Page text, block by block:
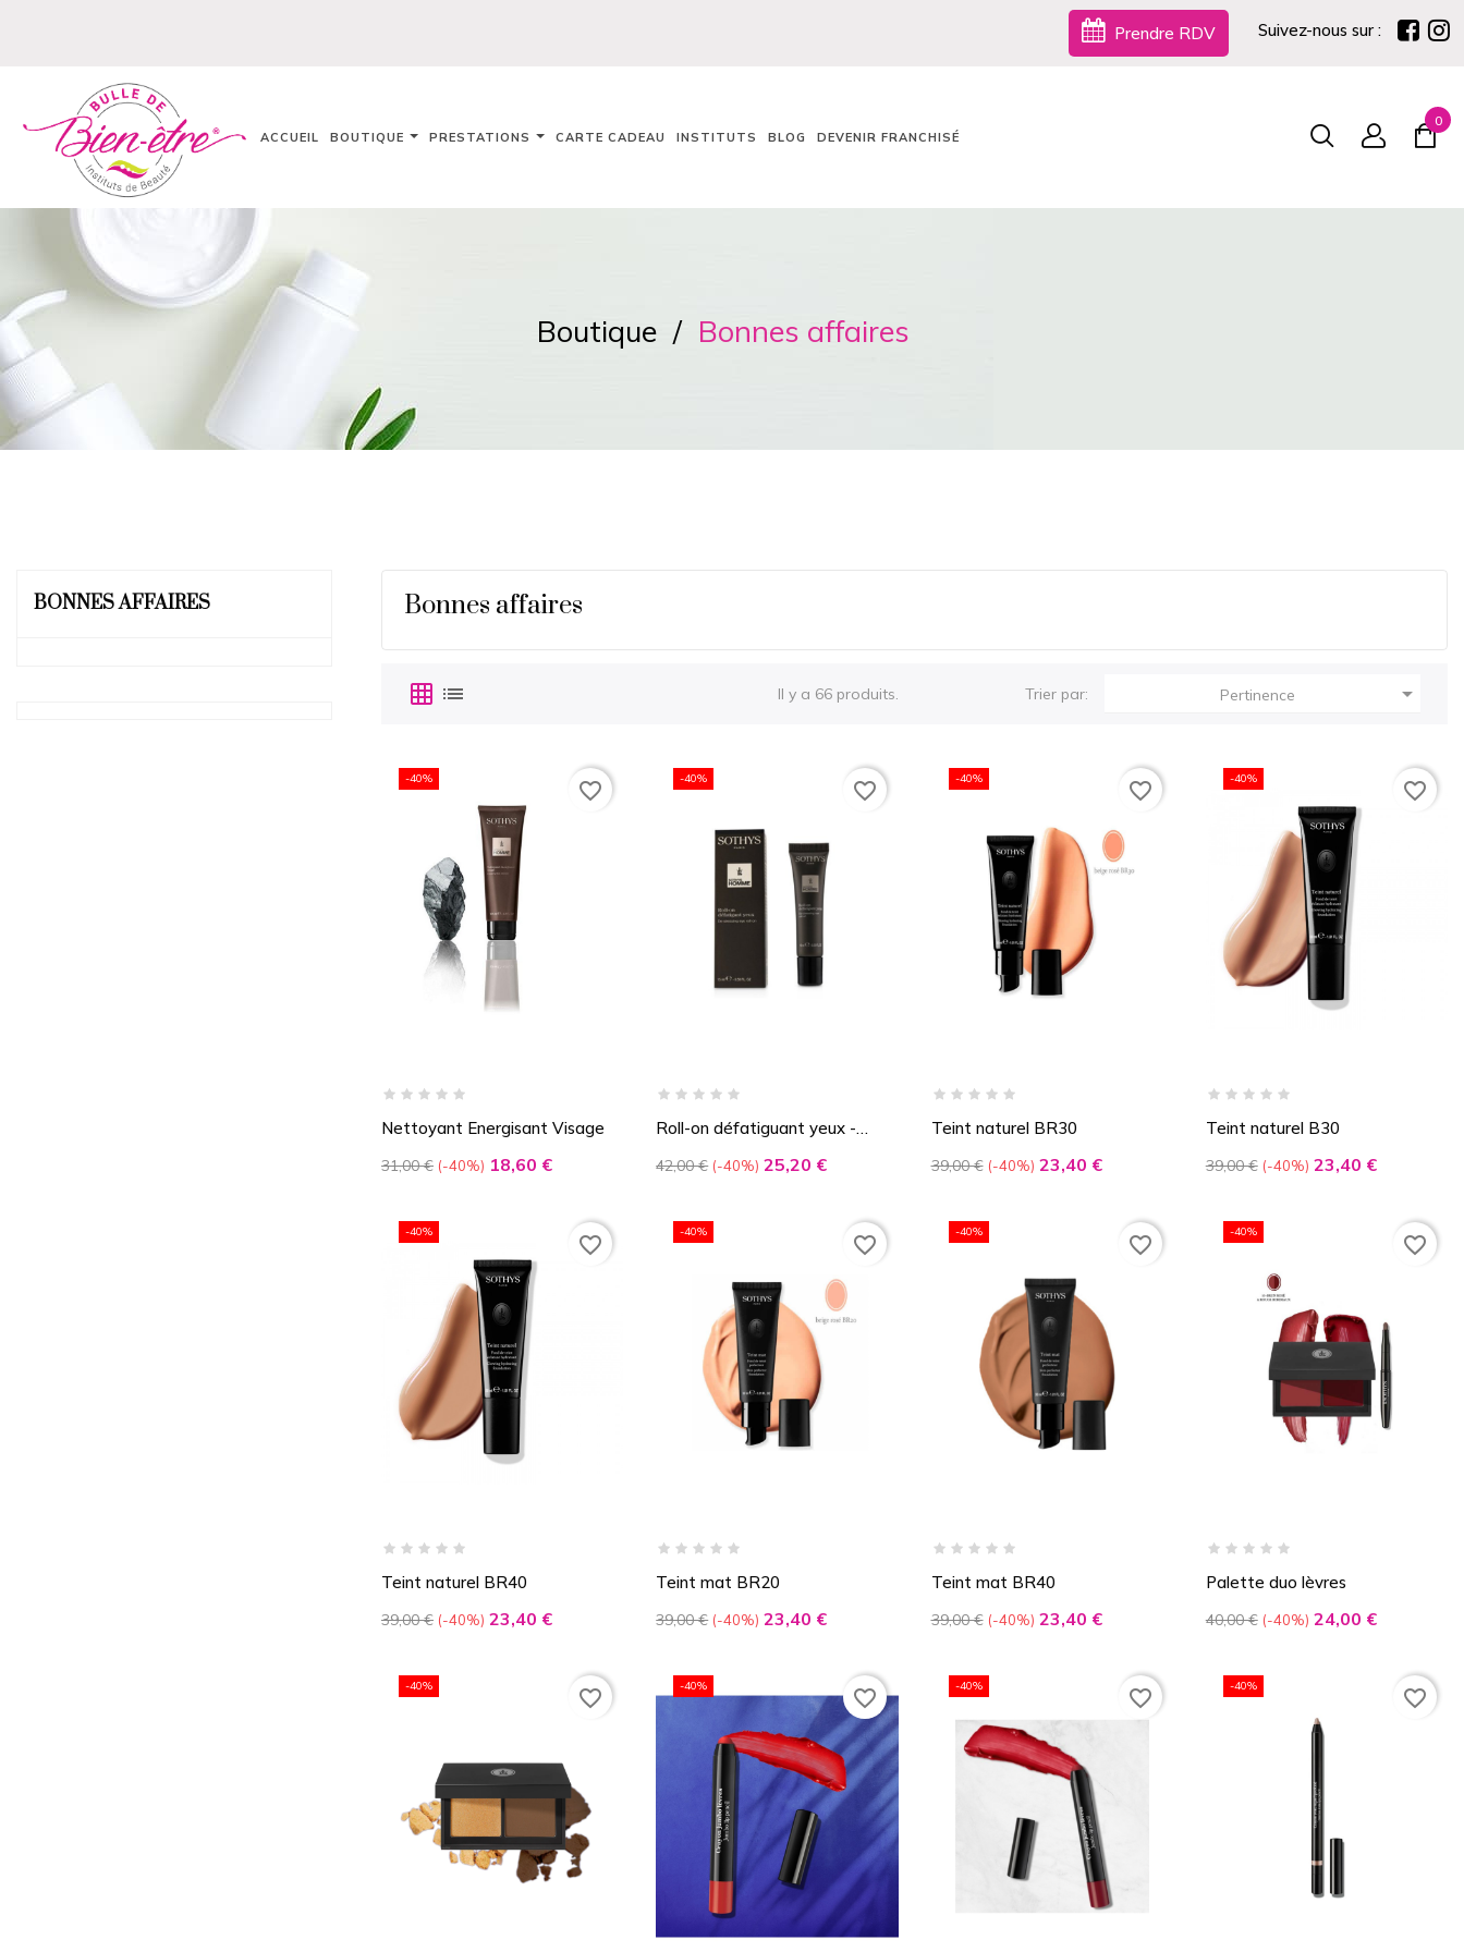
Prendre RDV Suivez-nous sur :
ACCUEIL BOUTIQUE PRESTATIONS CARTE CADEAU INSTITUTS BLOG DEVENIR FRANCHISÉ
0
Boutique Bonnes affaires
BONNES AFFAIRES Bonnes affaires
grid_on list Il y a 66 produits. Trier par: Pertinence 
Nettoyant Energisant Visage
Prix
31,00 € -40% Prix
18,60 €
-40% favorite_border
Roll-on défatiguant yeux -
Prix
42,00 € -40% Prix
25,20 €
-40% favorite_border
Teint naturel BR30
Prix
39,00 € -40% Prix
23,40 €
-40% favorite_border
Teint naturel B30
Prix
39,00 € -40% Prix
23,40 €
-40% favorite_border
Teint naturel BR40
Prix
39,00 € -40% Prix
23,40 €
-40% favorite_border
Teint mat BR20
Prix
39,00 € -40% Prix
23,40 €
-40% favorite_border
Teint mat BR40
Prix
39,00 € -40% Prix
23,40 €
-40% favorite_border
Palette duo lèvres
Prix
40,00 € -40% Prix
24,00 €
-40% favorite_border
-40% favorite_border -40% favorite_border -40% favorite_border -40% favorite_border